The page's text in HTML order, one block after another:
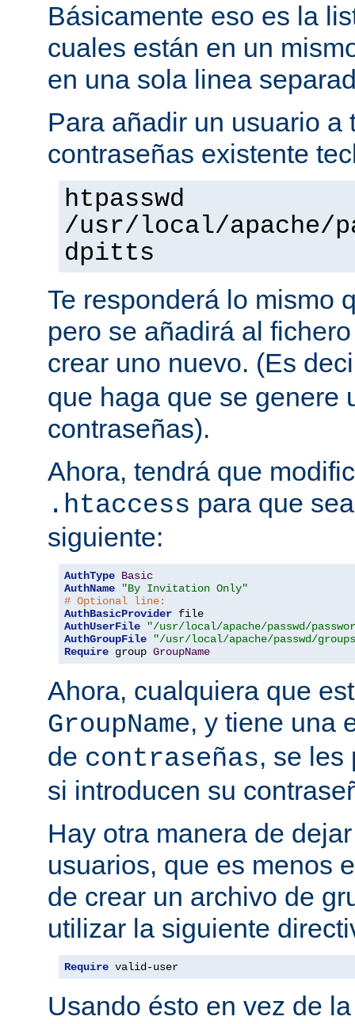
Básicamente eso es la
cuales están en un
en una sola linea
Para añadir un usuario a
contraseñas existente
htpasswd
/usr/local/apache/
dpitts
Te responderá lo mismo
pero se añadirá al
crear uno nuevo. (Es
que haga que se genere
contraseñas).
Ahora, tendrá que
.htaccess para que
siguiente:
AuthType Basic
AuthName
"By Invitation Only"
# Optional line:
AuthBasicProvider
AuthUserFile
"/usr/local/apache/passwd/
AuthGroupFile
"/usr/local/apache/passwd/
Require group GroupName
Ahora, cualquiera que
GroupName, y tiene una
de contraseñas, se les
si introducen su
Hay otra manera de
usuarios, que es menos
de crear un archivo de
utilizar la siguiente
Require valid-user
Usando ésto en vez de